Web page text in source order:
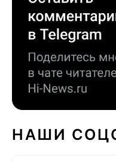
НАШИ